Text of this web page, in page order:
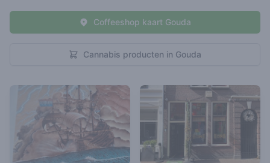
Cannabis producten in Gouda
Coffeeshop kaart Gouda